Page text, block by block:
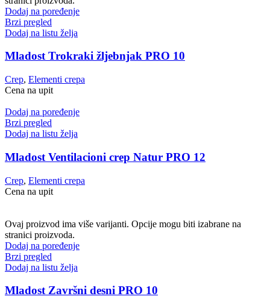
Dodaj na poređenje
Brzi pregled
Dodaj na listu želja
Mladost Trokraki žljebnjak PRO 10
Crep, Elementi crepa
Cena na upit
Dodaj na poređenje
Brzi pregled
Dodaj na listu želja
Mladost Ventilacioni crep Natur PRO 12
Crep, Elementi crepa
Cena na upit
Ovaj proizvod ima više varijanti. Opcije mogu biti izabrane na
stranici proizvoda.
Dodaj na poređenje
Brzi pregled
Dodaj na listu želja
Mladost Završni desni PRO 10